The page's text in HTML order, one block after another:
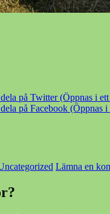
på Twitter (Öppnas i
på Facebook (Öppnas
Lämna en